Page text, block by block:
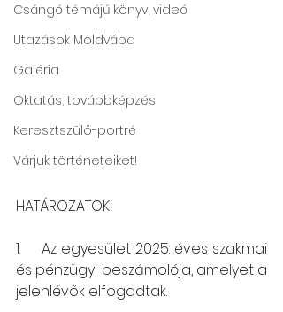
Csángó témájú könyv, videó
Utazások Moldvába
Galéria
Oktatás, továbbképzés
Keresztszülő-portré
Várjuk történeteiket!
HATÁROZATOK
1.     Az egyesület 2025. éves szakmai
és pénzügyi beszámolója, amelyet a
jelenlévők elfogadtak.